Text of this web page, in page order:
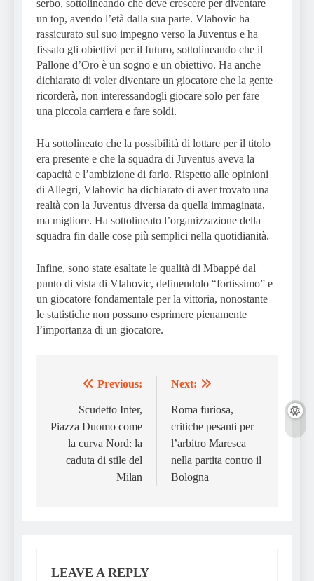
serbo, sottolineando che deve crescere per diventare
un top, avendo l’età dalla sua parte. Vlahovic ha
rassicurato sul suo impegno verso la Juventus e ha
fissato gli obiettivi per il futuro, sottolineando che il
Pallone d’Oro è un sogno e un obiettivo. Ha anche
dichiarato di voler diventare un giocatore che la gente
ricorderà, non interessandogli giocare solo per fare
una piccola carriera e fare soldi.
Ha sottolineato che la possibilità di lottare per il titolo
era presente e che la squadra di Juventus aveva la
capacità e l’ambizione di farlo. Rispetto alle opinioni
di Allegri, Vlahovic ha dichiarato di aver trovato una
realtà con la Juventus diversa da quella immaginata,
ma migliore. Ha sottolineato l’organizzazione della
squadra fin dalle cose più semplici nella quotidianità.
Infine, sono state esaltate le qualità di Mbappé dal
punto di vista di Vlahovic, definendolo “fortissimo” e
un giocatore fondamentale per la vittoria, nonostante
le statistiche non possano esprimere pienamente
l’importanza di un giocatore.
navigation
Previous:
Scudetto Inter,
Piazza Duomo come
la curva Nord: la
caduta di stile del
Milan
Next:
Roma furiosa,
critiche pesanti per
l’arbitro Maresca
nella partita contro il
Bologna
LEAVE A REPLY